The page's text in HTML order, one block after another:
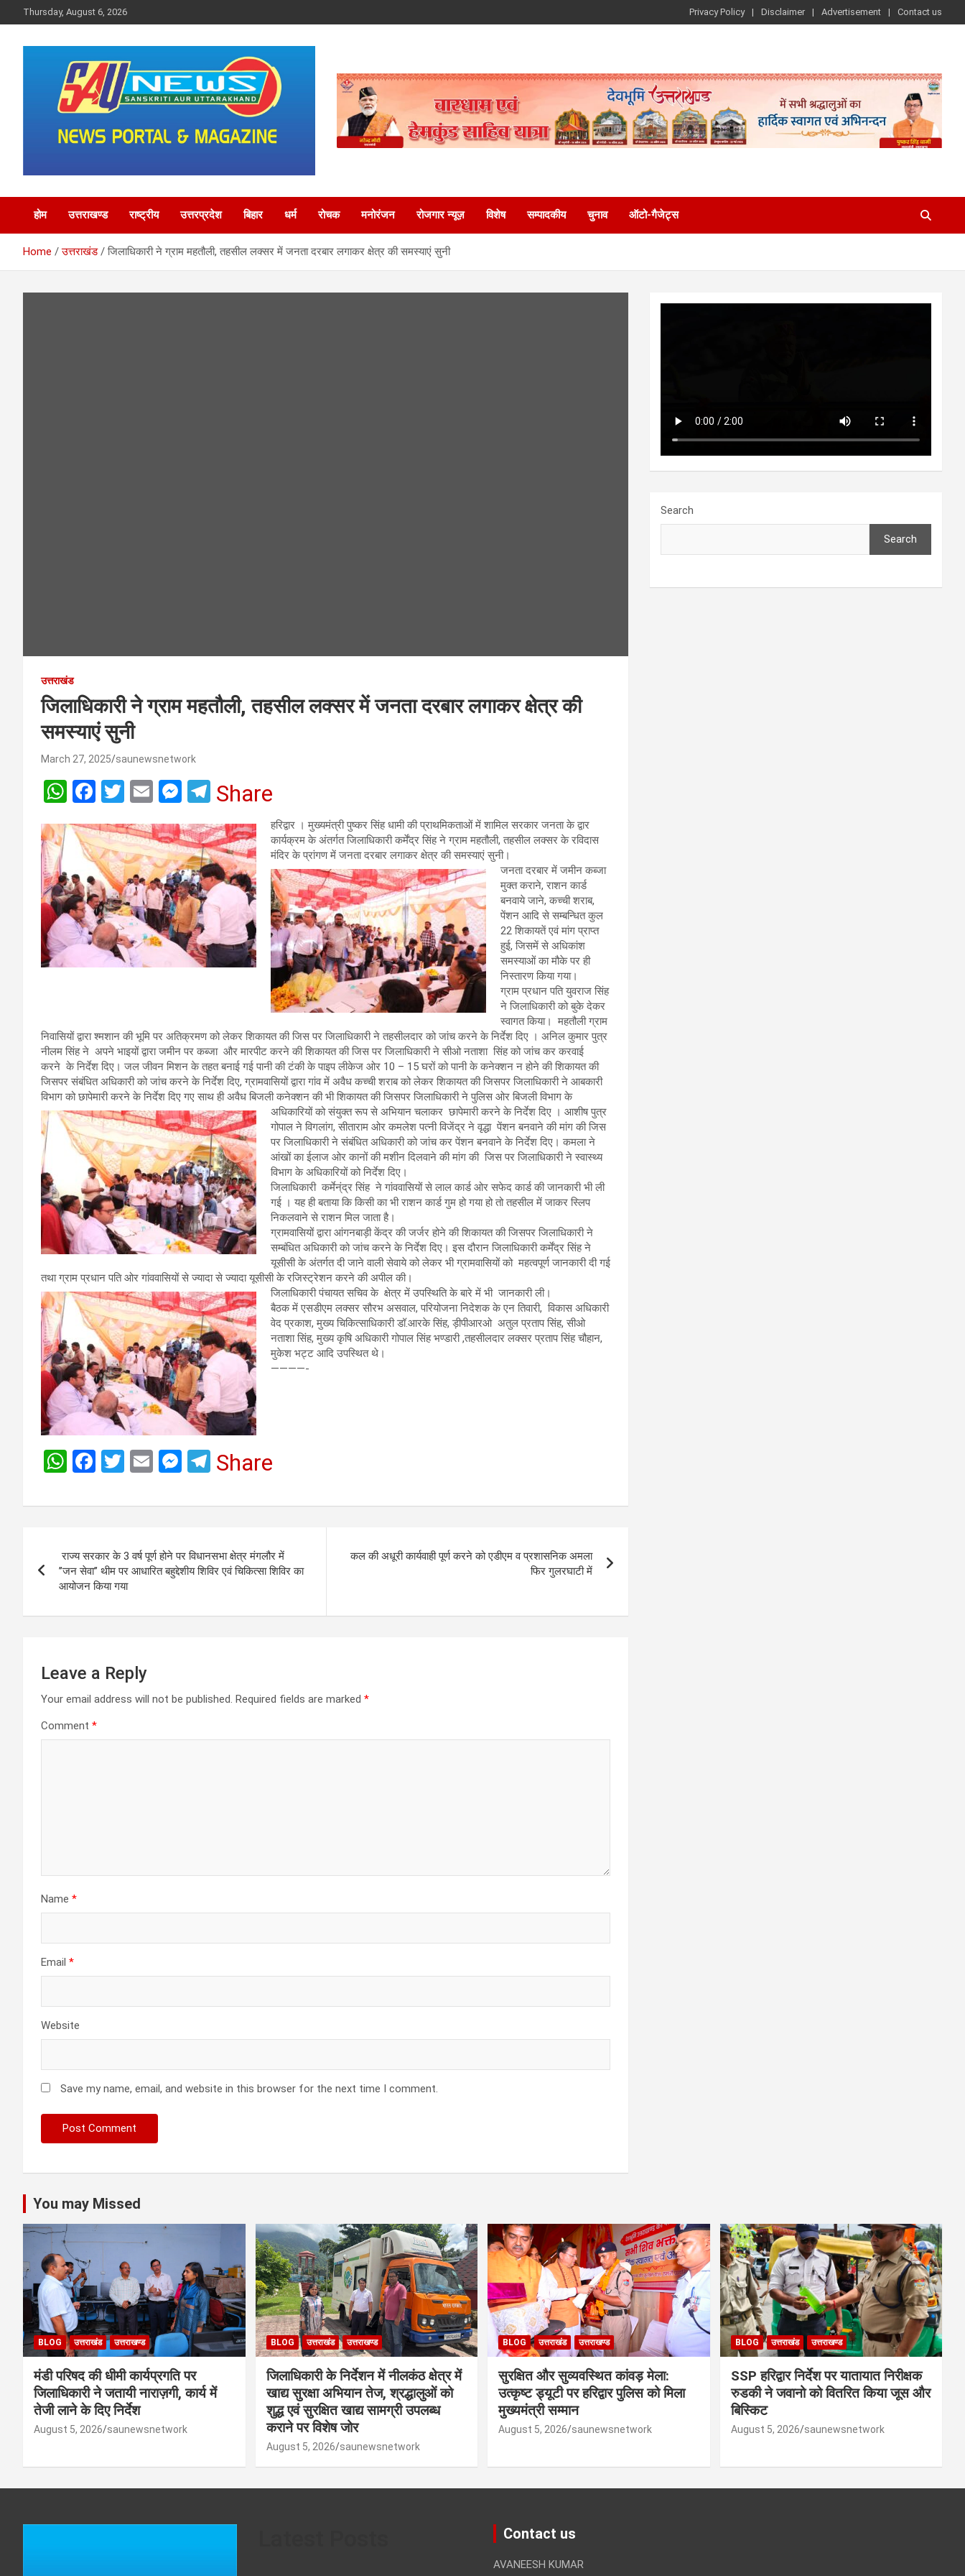
to
Thursday, August 6, 2026 Privacy Policy Disclaimer Advertisement Contact us
saunewsnetwork
होम उत्तराखण्ड राष्ट्रीय उत्तरप्रदेश बिहार धर्म रोचक मनोरंजन रोजगार न्यूज़ विशेष सम्पादकीय चुनाव ऑटो-गैजेट्स
Home उत्तराखंड जिलाधिकारी ने ग्राम महतौली, तहसील लक्सर में जनता दरबार लगाकर क्षेत्र की समस्याएं सुनी
उत्तराखंड
जिलाधिकारी ने ग्राम महतौली, तहसील लक्सर में जनता दरबार लगाकर क्षेत्र की
समस्याएं सुनी
March 27, 2025 saunewsnetwork
W
at
A
p
p
F
ce
b
o
o
k
T
tt
er
E
ail
M
se
n
g
er
T
e
gr
a
m
Share
हरिद्वार । मुख्यमंत्री पुष्कर सिंह धामी की प्राथमिकताओं में शामिल सरकार जनता के द्वार
कार्यक्रम के अंतर्गत जिलाधिकारी कर्मेंद्र सिंह ने ग्राम महतौली, तहसील लक्सर के रविदास
मंदिर के प्रांगण में जनता दरबार लगाकर क्षेत्र की समस्याएं सुनी।
जनता दरबार में जमीन कब्जा
मुक्त कराने, राशन कार्ड
बनवाये जाने, कच्ची शराब,
पेंशन आदि से सम्बन्धित कुल
22 शिकायतें एवं मांग प्राप्त
हुई, जिसमें से अधिकांश
समस्याओं का मौके पर ही
निस्तारण किया गया।
ग्राम प्रधान पति युवराज सिंह
ने जिलाधिकारी को बुके देकर
स्वागत किया। महतौली ग्राम
निवासियों द्वारा श्मशान की भूमि पर अतिक्रमण को लेकर शिकायत की जिस पर जिलाधिकारी ने तहसीलदार को जांच करने के निर्देश दिए । अनिल कुमार पुत्र
नीलम सिंह ने अपने भाइयों द्वारा जमीन पर कब्जा और मारपीट करने की शिकायत की जिस पर जिलाधिकारी ने सीओ नताशा सिंह को जांच कर करवाई
करने के निर्देश दिए। जल जीवन मिशन के तहत बनाई गई पानी की टंकी के पाइप लीकेज ओर 10 – 15 घरों को पानी के कनेक्शन न होने की शिकायत की
जिसपर संबंधित अधिकारी को जांच करने के निर्देश दिए, ग्रामवासियों द्वारा गांव में अवैध कच्ची शराब को लेकर शिकायत की जिसपर जिलाधिकारी ने आबकारी
विभाग को छापेमारी करने के निर्देश दिए गए साथ ही अवैध बिजली कनेक्शन की भी शिकायत की जिसपर जिलाधिकारी ने पुलिस ओर बिजली विभाग के
अधिकारियों को संयुक्त रूप से अभियान चलाकर छापेमारी करने के निर्देश दिए । आशीष पुत्र
गोपाल ने विगलांग, सीताराम ओर कमलेश पत्नी विजेंद्र ने वृद्धा पेंशन बनवाने की मांग की जिस
पर जिलाधिकारी ने संबंधित अधिकारी को जांच कर पेंशन बनवाने के निर्देश दिए। कमला ने
आंखों का ईलाज ओर कानों की मशीन दिलवाने की मांग की जिस पर जिलाधिकारी ने स्वास्थ्य
विभाग के अधिकारियों को निर्देश दिए।
जिलाधिकारी कर्मेन्ंद्र सिंह ने गांववासियों से लाल कार्ड ओर सफेद कार्ड की जानकारी भी ली
गई । यह ही बताया कि किसी का भी राशन कार्ड गुम हो गया हो तो तहसील में जाकर स्लिप
निकलवाने से राशन मिल जाता है।
ग्रामवासियों द्वारा आंगनबाड़ी केंद्र की जर्जर होने की शिकायत की जिसपर जिलाधिकारी ने
सम्बंधित अधिकारी को जांच करने के निर्देश दिए। इस दौरान जिलाधिकारी कर्मेंद्र सिंह ने
यूसीसी के अंतर्गत दी जाने वाली सेवाये को लेकर भी ग्रामवासियों को महत्वपूर्ण जानकारी दी गई
तथा ग्राम प्रधान पति ओर गांववासियों से ज्यादा से ज्यादा यूसीसी के रजिस्ट्रेशन करने की अपील की।
जिलाधिकारी पंचायत सचिव के क्षेत्र में उपस्थिति के बारे में भी जानकारी ली।
बैठक में एसडीएम लक्सर सौरभ असवाल, परियोजना निदेशक के एन तिवारी, विकास अधिकारी
वेद प्रकाश, मुख्य चिकित्साधिकारी डॉ.आरके सिंह, ड़ीपीआरओ अतुल प्रताप सिंह, सीओ
नताशा सिंह, मुख्य कृषि अधिकारी गोपाल सिंह भण्डारी ,तहसीलदार लक्सर प्रताप सिंह चौहान,
मुकेश भट्ट आदि उपस्थित थे।
————-
W
at
A
p
p
F
ce
o
o
k
T
tt
E
ail
M
se
g
er
T
e
a
m
Share
navigation
राज्य सरकार के 3 वर्ष पूर्ण होने पर विधानसभा क्षेत्र मंगलौर में
’’जन सेवा’’ थीम पर आधारित बहुद्देशीय शिविर एवं चिकित्सा शिविर का
आयोजन किया गया
कल की अधूरी कार्यवाही पूर्ण करने को एडीएम व प्रशासनिक अमला
फिर गुलरघाटी में
Leave a Reply
Your email address will not be published. Required fields are marked *
Comment *
Name *
Email *
Website
Save my name, email, and website in this browser for the next time I comment.
Search
Search
You may Missed
BLOG उत्तराखंड उत्तराखण्ड
मंडी परिषद की धीमी कार्यप्रगति पर
जिलाधिकारी ने जतायी नाराज़गी, कार्य में
तेजी लाने के दिए निर्देश
August 5, 2026 saunewsnetwork
BLOG उत्तराखंड उत्तराखण्ड
जिलाधिकारी के निर्देशन में नीलकंठ क्षेत्र में
खाद्य सुरक्षा अभियान तेज, श्रद्धालुओं को
शुद्ध एवं सुरक्षित खाद्य सामग्री उपलब्ध
कराने पर विशेष जोर
August 5, 2026 saunewsnetwork
BLOG उत्तराखंड उत्तराखण्ड
सुरक्षित और सुव्यवस्थित कांवड़ मेला:
उत्कृष्ट ड्यूटी पर हरिद्वार पुलिस को मिला
मुख्यमंत्री सम्मान
August 5, 2026 saunewsnetwork
BLOG उत्तराखंड उत्तराखण्ड
SSP हरिद्वार निर्देश पर यातायात निरीक्षक
रुडकी ने जवानो को वितरित किया जूस और
बिस्किट
August 5, 2026 saunewsnetwork
Contact us
AVANEESH KUMAR